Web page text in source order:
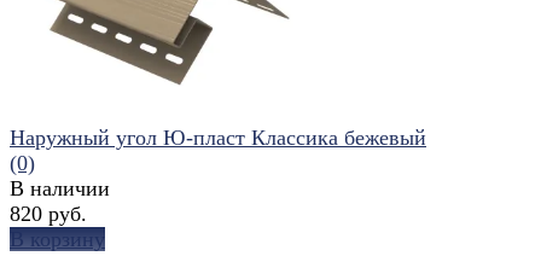
Наружный угол Ю-пласт Классика бежевый
(0)
В наличии
820 руб.
В корзину